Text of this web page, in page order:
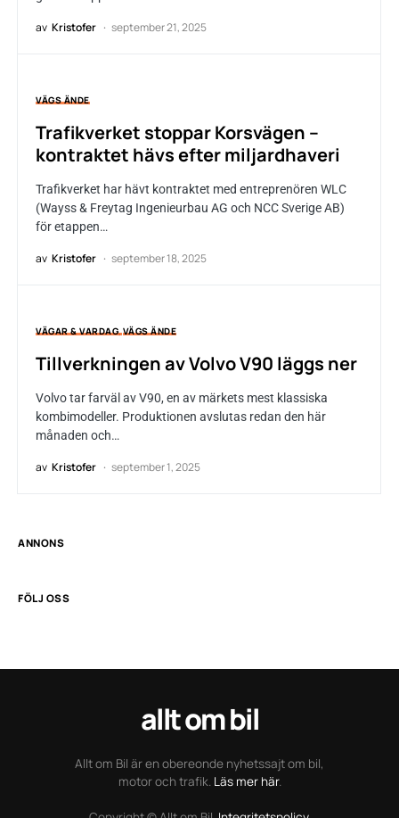
av Kristofer september 21, 2025
VÄGS ÄNDE
Trafikverket stoppar Korsvägen –
kontraktet hävs efter miljardhaveri
Trafikverket har hävt kontraktet med entreprenören WLC
(Wayss & Freytag Ingenieurbau AG och NCC Sverige AB)
för etappen…
av Kristofer september 18, 2025
VÄGAR & VARDAG VÄGS ÄNDE
Tillverkningen av Volvo V90 läggs ner
Volvo tar farväl av V90, en av märkets mest klassiska
kombimodeller. Produktionen avslutas redan den här
månaden och…
av Kristofer september 1, 2025
ANNONS
FÖLJ OSS
allt om bil
Allt om Bil är en obereonde nyhetssajt om bil,
motor och trafik. Läs mer här.